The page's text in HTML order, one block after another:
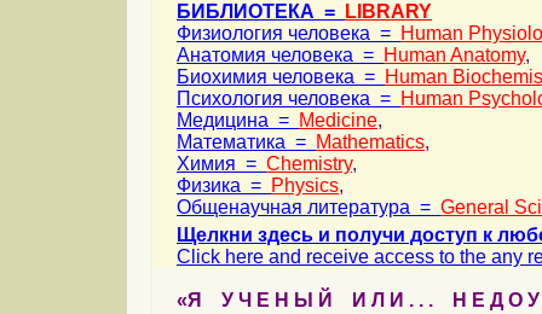
БИБЛИОТЕКА =
LIBRARY
Физиология человека = Human
Анатомия человека = Human Anatomy,
Биохимия человека = Human
Психология человека = Human
Медицина = Medicine,
Математика = Mathematics,
Химия = Chemistry,
Физика = Physics,
Общенаучная литература = General
Щелкни здесь и получи доступ к
Click here and receive access to the any
«Я У Ч Е Н Ы Й И Л И . . . Н Е Д О У